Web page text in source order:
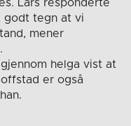
Lars responderte
godt tegn at vi
mener
helga vist at
er også